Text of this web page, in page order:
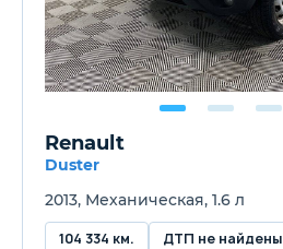
Renault
Duster
2013, Механическая, 1.6 л
104 334 км. ДТП не найдены